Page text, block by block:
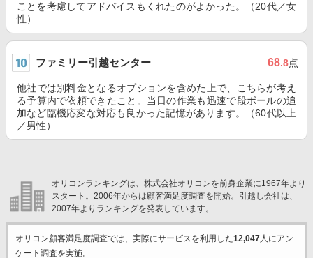
ことを考慮してアドバイスもくれたのがよかった。（20代／女
性）
ファミリー引越センター 68.8点
他社では別料金となるオプションを含めた上で、こちらが考え
る予算内で依頼できたこと。当日の作業も迅速で段ボールの追
加など臨機応変な対応も良かった記憶があります。（60代以上
／男性）
オリコンランキングは、株式会社オリコンを前身企業に1967年より
スタート。2006年からは顧客満足度調査を開始。引越し会社は、
2007年よりランキングを発表しています。
オリコン顧客満足度調査では、実際にサービスを利用した12,047人にアン
ケート調査を実施。